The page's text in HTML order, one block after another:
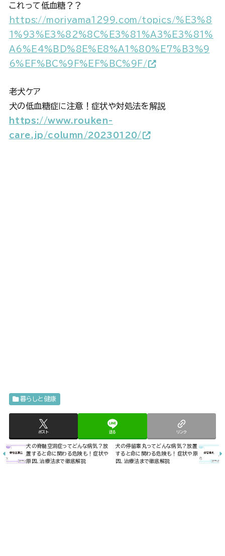
これって低血糖？？
https://moriyama1299.com/topics/%E3%8
1%93%E3%82%8C%E3%81%A3%E3%81%
A6%E4%BD%8E%E8%A1%80%E7%B3%9
6%EF%BC%9F%EF%BC%9F/
老犬ケア
犬の低血糖症に注意！症状や対処法を解説
https://www.rouken-
care.jp/column/20230120/
暮らしと健康
ポスト 送る リンク
犬の脊髄空洞症ってどんな病気？放
置すると命に関わる危険も！症状や
原因、治療法まで徹底解説
犬の停留睾丸ってどんな病気？放置
すると命に関わる危険も！症状や原
因、治療法まで徹底解説